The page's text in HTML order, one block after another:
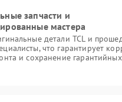
запчасти и
мастера
детали TCL и
что гарантирует
и сохранение гарантийных